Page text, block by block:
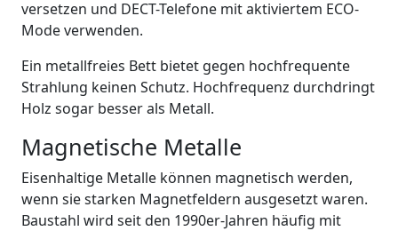
versetzen und DECT-Telefone mit aktiviertem ECO-
Mode verwenden.
Ein metallfreies Bett bietet gegen hochfrequente
Strahlung keinen Schutz. Hochfrequenz durchdringt
Holz sogar besser als Metall.
Magnetische Metalle
Eisenhaltige Metalle können magnetisch werden,
wenn sie starken Magnetfeldern ausgesetzt waren.
Baustahl wird seit den 1990er-Jahren häufig mit